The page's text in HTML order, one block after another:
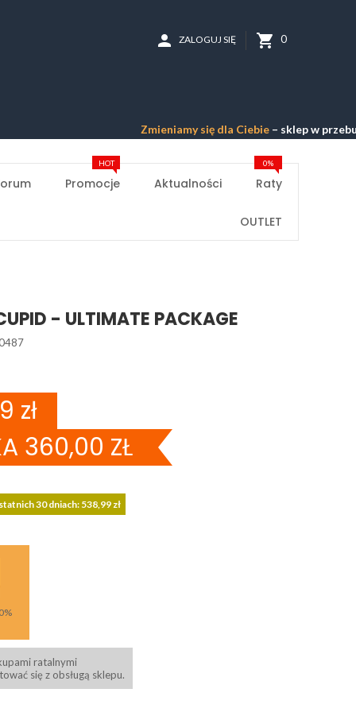
shopping_cart 0
person ZALOGUJ SIĘ
Zmieniamy się dla Ciebie– sklep w przebudowie –
Promocje
HOT
Aktualności Raty
0%
OUTLET
- ULTIMATE PACKAGE
zł
360,00 ZŁ
30 dniach: 538,99 zł
ratalnymi
się z obsługą sklepu.